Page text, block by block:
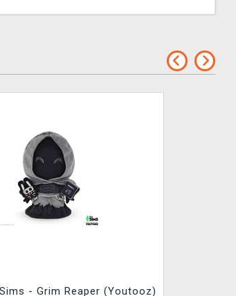
Plyšák The Sims - Grim Reaper (Youtooz)